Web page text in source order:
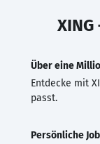
Über eine
Entdecke mit
passt.
Persönliche